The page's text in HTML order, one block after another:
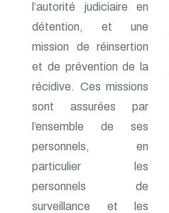
l’autorité judiciaire en
détention, et une
mission de réinsertion
et de prévention de la
récidive. Ces missions
sont assurées par
l’ensemble de ses
personnels, en
particulier les
personnels de
surveillance et les